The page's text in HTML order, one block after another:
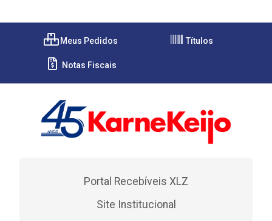
Meus Pedidos Títulos
Notas Fiscais
Portal Recebíveis XLZ
Site Institucional